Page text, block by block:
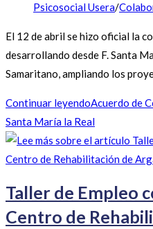
Psicosocial Usera/
El 12 de abril se hizo oficial la
desarrollando desde F. Santa
Samaritano, ampliando los
Continuar leyendoAcuerdo de
Santa María la Real
Taller de Empleo
Centro de